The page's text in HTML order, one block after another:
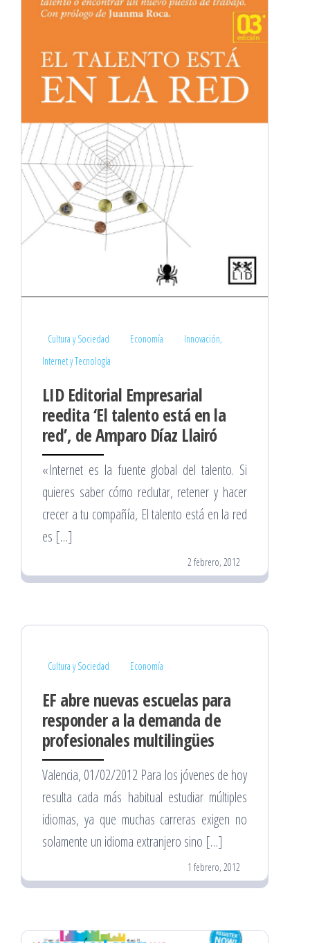
Cultura y Sociedad Economía
Innovación,
Internet y Tecnología
LID Editorial Empresarial
reedita ‘El talento está en la
red’, de Amparo Díaz Llairó
«Internet es la fuente global del talento. Si
quieres saber cómo reclutar, retener y hacer
crecer a tu compañía, El talento está en la red
es […]
2 febrero, 2012
Cultura y Sociedad Economía
EF abre nuevas escuelas para
responder a la demanda de
profesionales multilingües
Valencia, 01/02/2012 Para los jóvenes de hoy
resulta cada más habitual estudiar múltiples
idiomas, ya que muchas carreras exigen no
solamente un idioma extranjero sino […]
1 febrero, 2012